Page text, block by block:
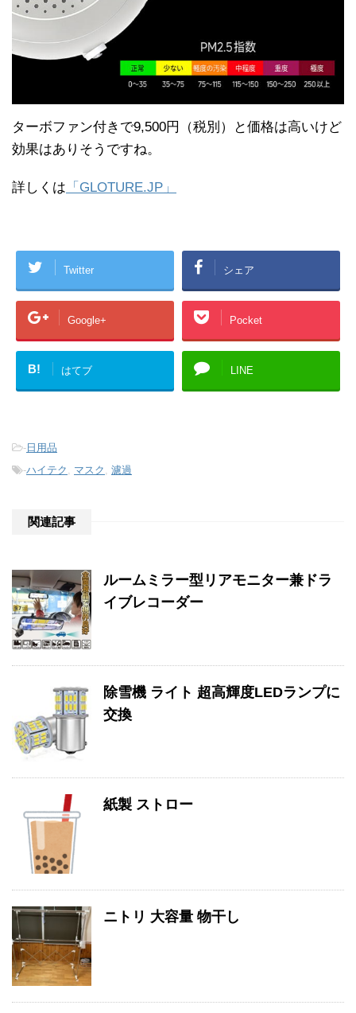
ターボファン付きで9,500円（税別）と価格は高いけど
効果はありそうですね。
詳しくは 「GLOTURE.JP」
Twitter シェア
Google+ Pocket
B! はてブ LINE
- 日用品
-ハイテク , マスク , 濾過
関連記事
ルームミラー型リアモニター兼ドラ
イブレコーダー
除雪機 ライト 超高輝度LEDランプに
交換
紙製 ストロー
ニトリ 大容量 物干し